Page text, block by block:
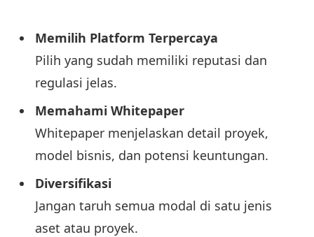
Memilih Platform Terpercaya
Pilih yang sudah memiliki reputasi dan
regulasi jelas.
Memahami Whitepaper
Whitepaper menjelaskan detail proyek,
model bisnis, dan potensi keuntungan.
Diversifikasi
Jangan taruh semua modal di satu jenis
aset atau proyek.